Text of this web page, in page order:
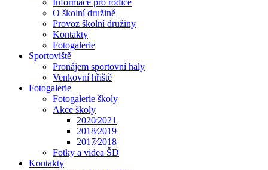
Informace pro rodiče
O školní družině
Provoz školní družiny
Kontakty
Fotogalerie
Sportoviště
Pronájem sportovní haly
Venkovní hřiště
Fotogalerie
Fotogalerie školy
Akce školy
2020⁄2021
2018⁄2019
2017⁄2018
Fotky a videa ŠD
Kontakty